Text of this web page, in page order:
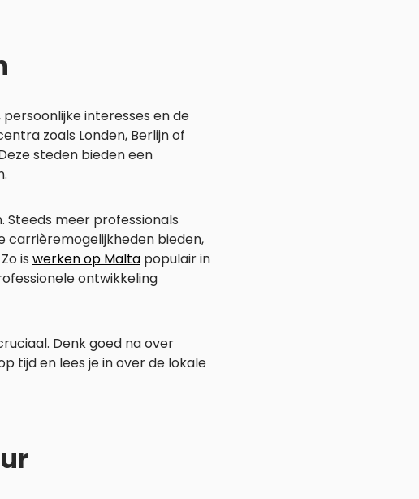
interesses en de
zoals Londen, Berlijn of
steden bieden een
meer professionals
carrièremogelijkheden bieden,
is werken op Malta populair in
ontwikkeling
Denk goed na over
tijd en lees je in over de lokale